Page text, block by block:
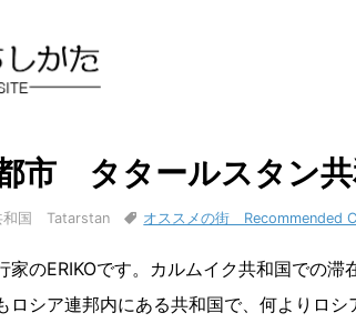
市 タタールスタン共
和国 Tatarstan オススメの街 Recommended
家のERIKOです。カルムイク共和国での滞
ロシア連邦内にある共和国で、何よりロ